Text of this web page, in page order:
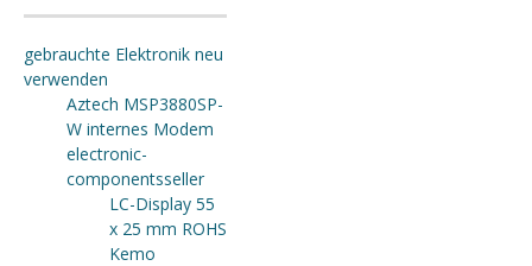
gebrauchte Elektronik neu
verwenden
Aztech MSP3880SP-
W internes Modem
electronic-
componentsseller
LC-Display 55
x 25 mm ROHS
Kemo